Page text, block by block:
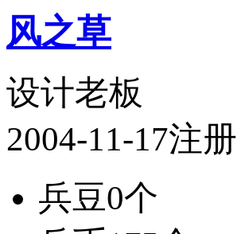
风之草
设计老板
2004-11-17注册
兵豆0个